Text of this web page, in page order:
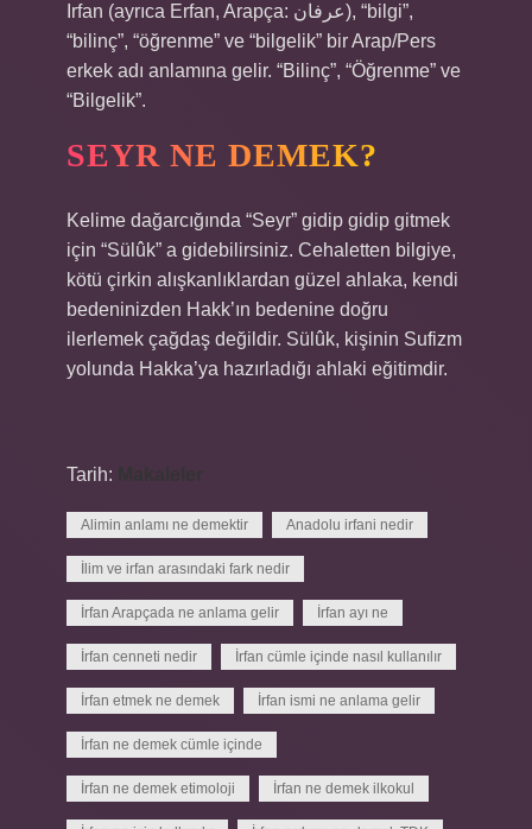
Irfan (ayrıca Erfan, Arapça: عرفان), “bilgi”,
“bilinç”, “öğrenme” ve “bilgelik” bir Arap/Pers
erkek adı anlamına gelir. “Bilinç”, “Öğrenme” ve
“Bilgelik”.
SEYR NE DEMEK?
Kelime dağarcığında “Seyr” gidip gidip gitmek
için “Sülûk” a gidebilirsiniz. Cehaletten bilgiye,
kötü çirkin alışkanlıklardan güzel ahlaka, kendi
bedeninizden Hakk’ın bedenine doğru
ilerlemek çağdaş değildir. Sülûk, kişinin Sufizm
yolunda Hakka’ya hazırladığı ahlaki eğitimdir.
Tarih:
Alimin anlamı ne demektir Anadolu irfani nedir
İlim ve irfan arasındaki fark nedir
İrfan Arapçada ne anlama gelir İrfan ayı ne
İrfan cenneti nedir İrfan cümle içinde nasıl kullanılır
İrfan etmek ne demek İrfan ismi ne anlama gelir
İrfan ne demek cümle içinde
İrfan ne demek etimoloji İrfan ne demek ilkokul